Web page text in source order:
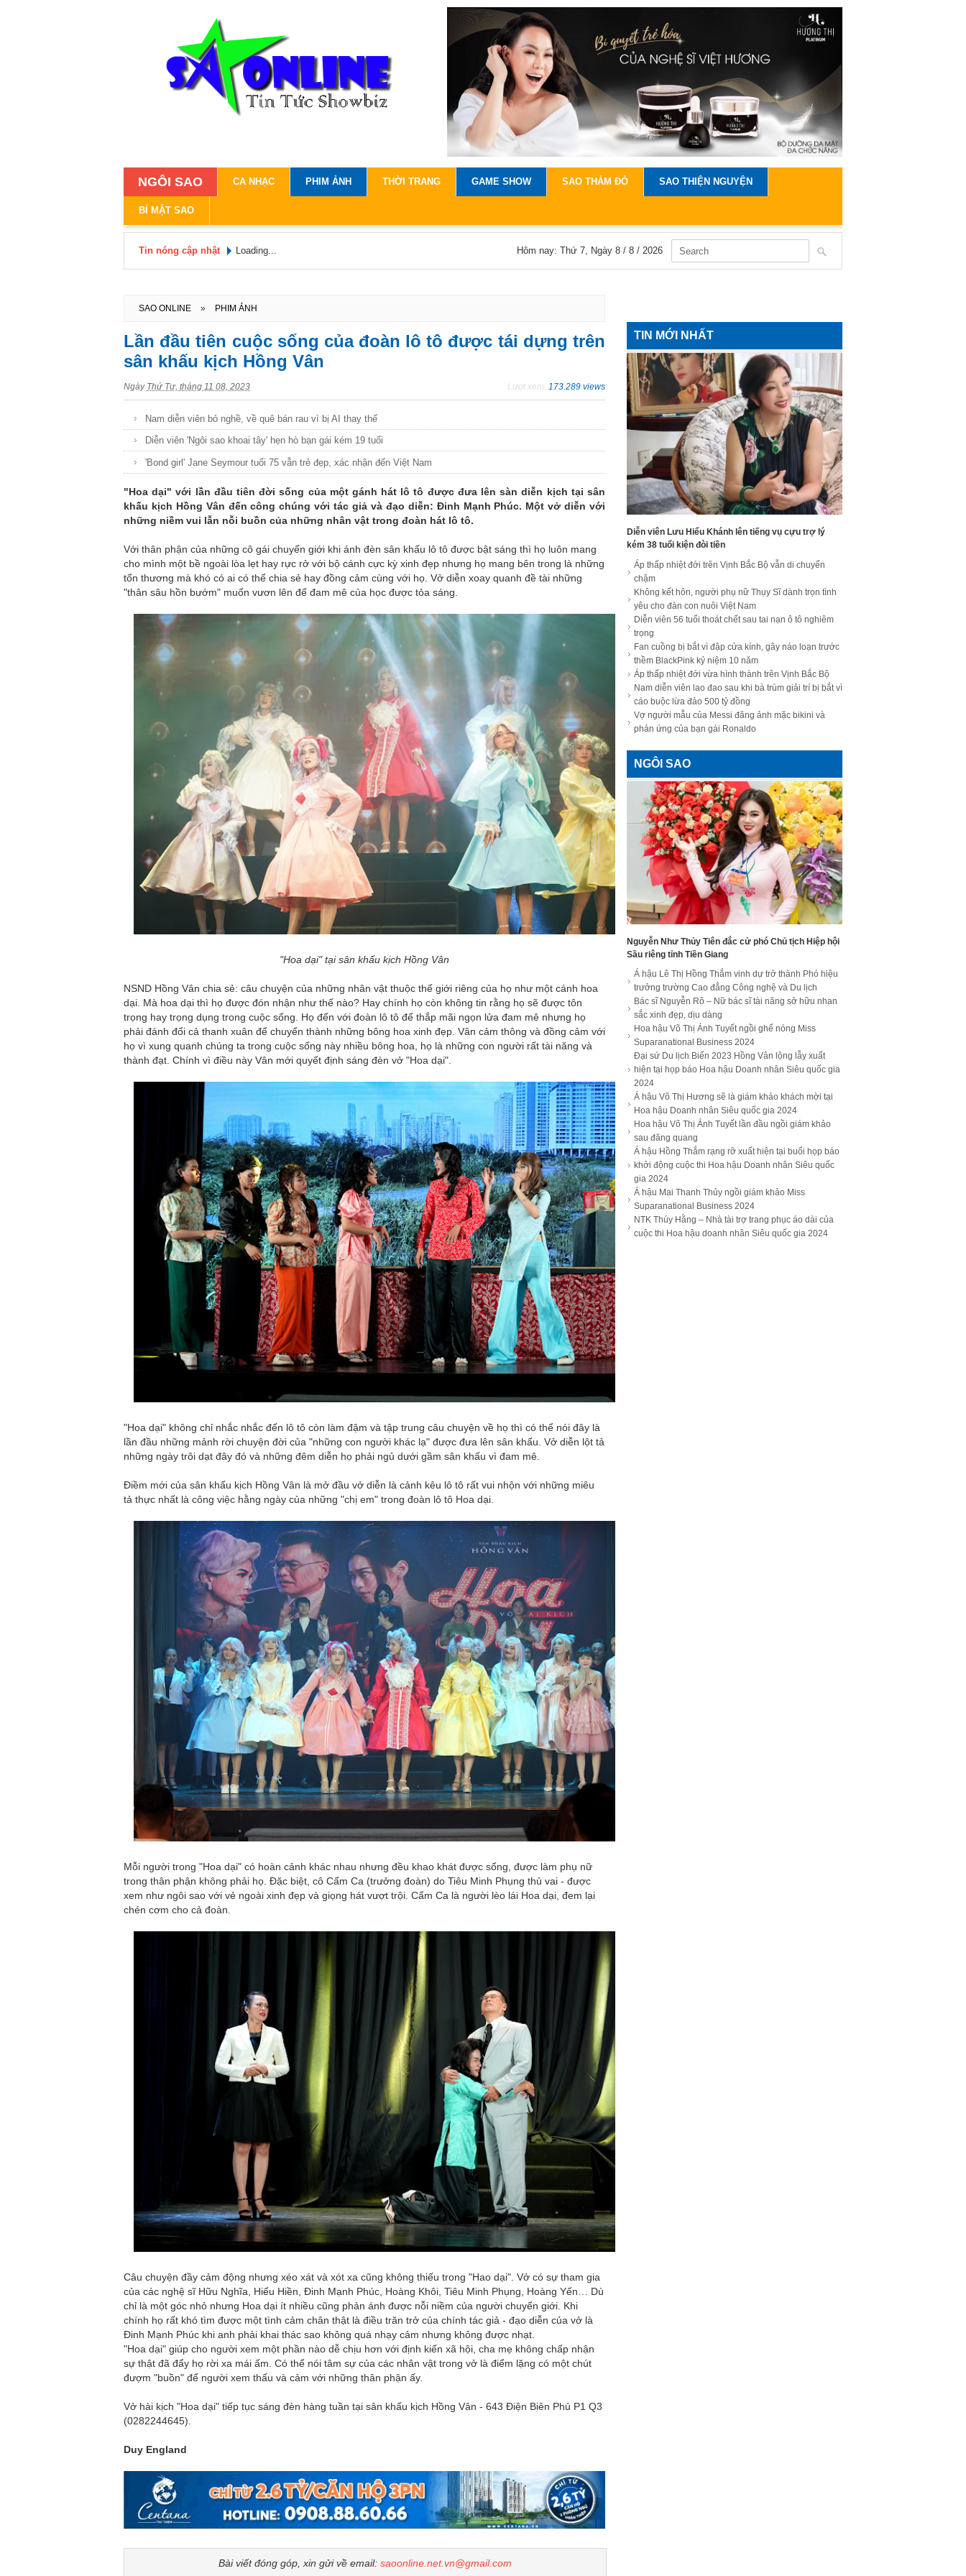
NGÔI SAO CA NHẠC PHIM ẢNH THỜI TRANG GAME SHOW SAO THẢM ĐỎ SAO THIỆN NGUYỆN
BÍ MẬT SAO
Tin nóng cập nhật Loading... Hôm nay: Thứ 7, Ngày 8 / 8 / 2026
SAO ONLINE » PHIM ẢNH
Lần đầu tiên cuộc sống của đoàn lô tô được tái dựng trên
sân khấu kịch Hồng Vân
Ngày Thứ Tư, tháng 11 08, 2023 Lượt xem: 173.289 views
Nam diễn viên bỏ nghề, về quê bán rau vì bị AI thay thế
Diễn viên 'Ngôi sao khoai tây' hẹn hò bạn gái kém 19 tuổi
'Bond girl' Jane Seymour tuổi 75 vẫn trẻ đẹp, xác nhận đến Việt Nam
"Hoa dại" với lần đầu tiên đời sống của một gánh hát lô tô được đưa lên sàn diễn kịch tại sân
khấu kịch Hồng Vân đến công chúng với tác giả và đạo diễn: Đinh Mạnh Phúc. Một vở diễn với
những niềm vui lẫn nỗi buồn của những nhân vật trong đoàn hát lô tô.
Với thân phận của những cô gái chuyển giới khi ánh đèn sân khấu lô tô được bật sáng thì họ luôn mang
cho mình một bề ngoài lòa lẹt hay rực rở với bộ cánh cực kỳ xinh đẹp nhưng họ mang bên trong là những
tổn thương mà khó có ai có thể chia sẻ hay đồng cảm cùng với họ. Vở diễn xoay quanh đề tài những
"thân sâu hồn bướm" muốn vươn lên để đam mê của học được tỏa sáng.
"Hoa dại" tạisân khấu kịch Hồng Vân
NSND Hồng Vân chia sẻ: câu chuyện của những nhân vật thuộc thế giới riêng của họ như một cánh hoa
dại. Mà hoa dại thì họ được đón nhận như thế nào? Hay chính họ còn không tin rằng họ sẽ được tôn
trọng hay trọng dụng trong cuộc sống. Họ đến với đoàn lô tô để thắp mãi ngọn lửa đam mê nhưng họ
phải đánh đổi cả thanh xuân để chuyển thành những bông hoa xinh đẹp. Vân cảm thông và đồng cảm với
họ vì xung quanh chúng ta trong cuộc sống này nhiều bông hoa, họ là những con người rất tài năng và
thành đạt. Chính vì điều này Vân mới quyết định sáng đèn vở "Hoa dại".
"Hoa dại" không chỉ nhắc nhắc đến lô tô còn làm đậm và tập trung câu chuyện về họ thì có thể nói đây là
lần đầu những mảnh rời chuyện đời của "những con người khác lạ" được đưa lên sân khấu. Vở diễn lột tả
những ngày trôi dạt đây đó và những đêm diễn họ phải ngủ dưới gầm sân khấu vì đam mê.
Điềm mới của sân khấu kịch Hồng Vân là mở đầu vở diễn là cảnh kêu lô tô rất vui nhộn với những miêu
tả thực nhất là công việc hằng ngày của những "chị em" trong đoàn lô tô Hoa dại.
Mỗi người trong "Hoa dại" có hoàn cảnh khác nhau nhưng đều khao khát được sống, được làm phụ nữ
trong thân phận không phải họ. Đặc biệt, cô Cẩm Ca (trưởng đoàn) do Tiêu Minh Phụng thủ vai - được
xem như ngôi sao với vẻ ngoài xinh đẹp và giọng hát vượt trội. Cẩm Ca là người lèo lái Hoa dại, đem lại
chén cơm cho cả đoàn.
Câu chuyện đầy cảm động nhưng xéo xát và xót xa cũng không thiếu trong "Hao dại". Vở có sự tham gia
của các nghệ sĩ Hữu Nghĩa, Hiếu Hiền, Đinh Mạnh Phúc, Hoàng Khôi, Tiêu Minh Phụng, Hoàng Yến… Dù
chỉ là một góc nhỏ nhưng Hoa dại ít nhiều cũng phản ánh được nỗi niềm của người chuyển giới. Khi
chính họ rất khó tìm được một tình cảm chân thật là điều trăn trở của chính tác giả - đạo diễn của vở là
Đinh Mạnh Phúc khi anh phải khai thác sao không quá nhạy cảm nhưng không được nhạt.
"Hoa dại" giúp cho người xem một phần nào dễ chịu hơn với định kiến xã hội, cha mẹ không chấp nhận
sự thật đã đẩy họ rời xa mái ấm. Có thể nói tâm sự của các nhân vật trong vở là điểm lặng có một chút
đượm "buồn" để người xem thấu và cảm với những thân phận ấy.
Vở hài kịch "Hoa dại" tiếp tục sáng đèn hàng tuần tại sân khấu kịch Hồng Vân - 643 Điện Biên Phủ P1 Q3
(0282244645).
Duy England
Bài viết đóng góp, xin gửi về email: saoonline.net.vn@gmail.com
TIN MỚI NHẤT
Diễn viên Lưu Hiểu Khánh lên tiếng vụ cựu trợ lý
kém 38 tuổi kiện đòi tiền
Áp thấp nhiệt đới trên Vịnh Bắc Bộ vẫn di chuyển
chậm
Không kết hôn, người phụ nữ Thụy Sĩ dành trọn tình
yêu cho đàn con nuôi Việt Nam
Diễn viên 56 tuổi thoát chết sau tai nạn ô tô nghiêm
trọng
Fan cuồng bị bắt vì đập cửa kính, gây náo loạn trước
thềm BlackPink kỷ niệm 10 năm
Áp thấp nhiệt đới vừa hình thành trên Vịnh Bắc Bộ
Nam diễn viên lao đao sau khi bà trùm giải trí bị bắt vì
cáo buộc lừa đảo 500 tỷ đồng
Vợ người mẫu của Messi đăng ảnh mặc bikini và
phản ứng của bạn gái Ronaldo
NGÔI SAO
Nguyễn Như Thủy Tiên đắc cử phó Chủ tịch Hiệp hội
Sầu riêng tỉnh Tiền Giang
Á hậu Lê Thị Hồng Thắm vinh dự trở thành Phó hiệu
trưởng trường Cao đẳng Công nghệ và Du lịch
Bác sĩ Nguyễn Rô – Nữ bác sĩ tài năng sở hữu nhan
sắc xinh đẹp, dịu dàng
Hoa hậu Võ Thị Ánh Tuyết ngồi ghế nóng Miss
Suparanational Business 2024
Đại sứ Du lịch Biển 2023 Hồng Vân lộng lẫy xuất
hiện tại họp báo Hoa hậu Doanh nhân Siêu quốc gia
2024
Á hậu Võ Thị Hương sẽ là giám khảo khách mời tại
Hoa hậu Doanh nhân Siêu quốc gia 2024
Hoa hậu Võ Thị Ánh Tuyết lần đầu ngồi giám khảo
sau đăng quang
Á hậu Hồng Thắm rạng rỡ xuất hiện tại buổi họp báo
khởi động cuộc thi Hoa hậu Doanh nhân Siêu quốc
gia 2024
Á hậu Mai Thanh Thủy ngồi giám khảo Miss
Suparanational Business 2024
NTK Thúy Hằng – Nhà tài trợ trang phục áo dài của
cuộc thi Hoa hậu doanh nhân Siêu quốc gia 2024